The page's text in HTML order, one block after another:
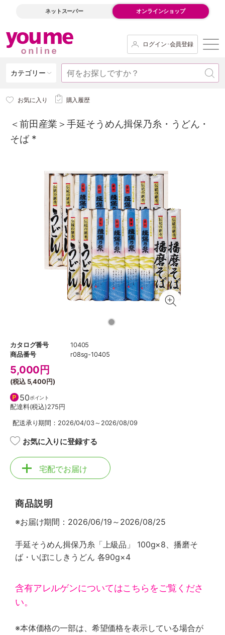
ネットスーパー オンラインショップ
ログイン･会員登録
カテゴリー
お気に入り 購入履歴
＜前田産業＞手延そうめん揖保乃糸・うどん・
そば *
カタログ番号
10405
商品番号
r08sg-10405
5,000 円
(税込 5,400円)
50ポイント
配達料(税込)275円
配送承り期間：2026/04/03～2026/08/09
お気に入りに登録する
宅配でお届け
商品説明
※お届け期間：2026/06/19～2026/08/25
手延そうめん揖保乃糸「上級品」 100g×8、播磨そ
ば・いぼにしきうどん 各90g×4
含有アレルゲンについてはこちらをご覧くださ
い。
※本体価格の一部は、希望価格を表示している場合が